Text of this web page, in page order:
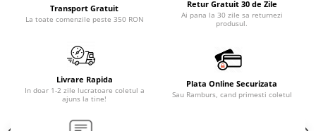
Transport Gratuit
La toate comenzile peste 350 RON
Retur Gratuit 30 de Zile
Ai pana la 30 zile sa returnezi
produsul.
Livrare Rapida
In doar 1-2 zile lucratoare coletul a
ajuns la tine!
Plata Online Securizata
Sau Ramburs, cand primesti coletul